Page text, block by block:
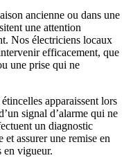
ancienne ou dans une
une attention
Nos électriciens locaux
efficacement, que
une prise qui ne
apparaissent lors
signal d’alarme qui ne
un diagnostic
assurer une remise en
en vigueur.